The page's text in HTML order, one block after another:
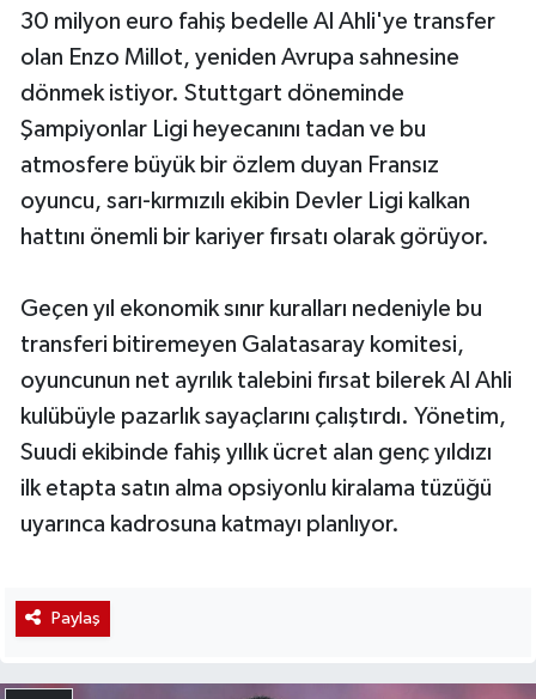
30 milyon euro fahiş bedelle Al Ahli'ye transfer
olan Enzo Millot, yeniden Avrupa sahnesine
dönmek istiyor. Stuttgart döneminde
Şampiyonlar Ligi heyecanını tadan ve bu
atmosfere büyük bir özlem duyan Fransız
oyuncu, sarı-kırmızılı ekibin Devler Ligi kalkan
hattını önemli bir kariyer fırsatı olarak görüyor.
Geçen yıl ekonomik sınır kuralları nedeniyle bu
transferi bitiremeyen Galatasaray komitesi,
oyuncunun net ayrılık talebini fırsat bilerek Al Ahli
kulübüyle pazarlık sayaçlarını çalıştırdı. Yönetim,
Suudi ekibinde fahiş yıllık ücret alan genç yıldızı
ilk etapta satın alma opsiyonlu kiralama tüzüğü
uyarınca kadrosuna katmayı planlıyor.
Paylaş